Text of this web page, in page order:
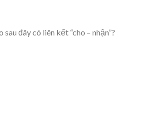
sau đây có liên kết “cho – nhận”?